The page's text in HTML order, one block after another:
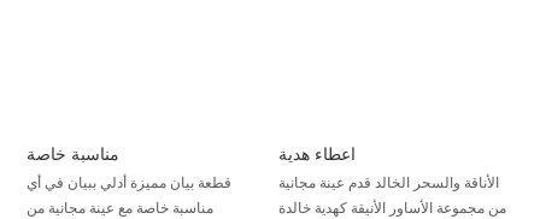
مناسبة خاصة
قطعة بيان مميزة أدلي ببيان في أي
مناسبة خاصة مع عينة مجانية من
اعطاء هدية
الأناقة والسحر الخالد قدم عينة مجانية
من مجموعة الأساور الأنيقة كهدية خالدة